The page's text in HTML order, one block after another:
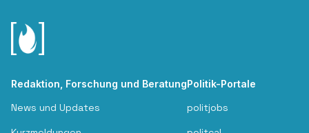
Redaktion, Forschung und Beratung
News und Updates
Politik-Portale
politjobs